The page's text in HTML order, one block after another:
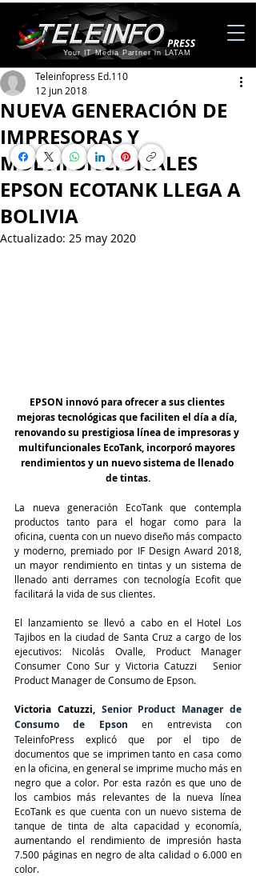
Your IT Media Partner in LATAM
NUEVA GENERACIÓN DE
IMPRESORAS Y
MULTIFUNCIONALES
EPSON ECOTANK LLEGA A
BOLIVIA
Teleinfopress Ed.110
12 jun 2018
Actualizado: 25 may 2020
EPSON innovó para ofrecer a sus clientes
mejoras tecnológicas que faciliten el día a día,
renovando su prestigiosa línea de impresoras y
multifuncionales EcoTank, incorporó mayores
rendimientos y un nuevo sistema de llenado
de tintas.
La nueva generación EcoTank que contempla
productos tanto para el hogar como para la
oficina, cuenta con un nuevo diseño más compacto
y moderno, premiado por IF Design Award 2018,
un mayor rendimiento en tintas y un sistema de
llenado anti derrames con tecnología Ecofit que
facilitará la vida de sus clientes.
El lanzamiento se llevó a cabo en el Hotel Los
Tajibos en la ciudad de Santa Cruz a cargo de los
ejecutivos: Nicolás Ovalle, Product Manager
Consumer Cono Sur y Victoria Catuzzi   Senior
Product Manager de Consumo de Epson.
Victoria Catuzzi, Senior Product Manager de
Consumo de Epson en entrevista con
TeleinfoPress explicó que por el tipo de
documentos que se imprimen tanto en casa como
en la oficina, en general se imprime mucho más en
negro que a color. Por esta razón es que uno de
los cambios más relevantes de la nueva línea
EcoTank es que cuenta con un nuevo sistema de
tanque de tinta de alta capacidad y economía,
aumentando el rendimiento de impresión hasta
7.500 páginas en negro de alta calidad o 6.000 en
color.